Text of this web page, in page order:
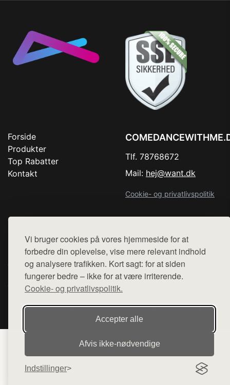
Vi bruger cookies på vores hjemmeside for at
forbedre din oplevelse, vise mere relevant indhold
og analysere trafikken. Kort sagt: for at siden
fungerer bedre – ikke for at være irriterende.
Cookie- og privatlivspolitik.
Accepter alle
Afvis ikke‑nødvendige
Indstillinger
Forside
Produkter
Top Rabatter
Kontakt
Tlf. 78768672
Mail: hej@want.dk
Cookie- og privatlivspolitik
Denne side er en del af want.dk, der udgiver en række
hjemmesider med præsentation af forskellige produkter fra
diverse webshops. Der sælges ikke varer fra denne side - vi
henviser til de shops, som sælger varen. Vi har heller ikke
varerne på lager.
© 2026 comedancewithme.dk. Alle rettigheder forbeholdes.